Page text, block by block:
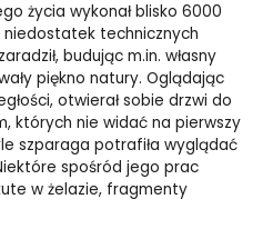
życia wykonał blisko 6000
technicznych
budując m.in. własny
piękno natury. Oglądając
otwierał sobie drzwi do
których nie widać na pierwszy
szparaga potrafiła wyglądać
spośród jego prac
w żelazie, fragmenty